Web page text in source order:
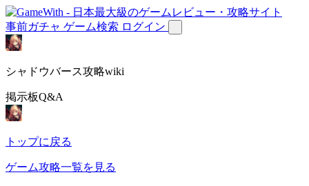
事前ガチャ ゲーム検索 ログイン
シャドウバース攻略wiki
掲示板Q&A
トップに戻る
ゲーム攻略一覧を見る